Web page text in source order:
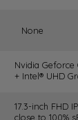
None
Nvidia Geforce
+ Intel® UHD
17.3-inch FHD
close to 100%